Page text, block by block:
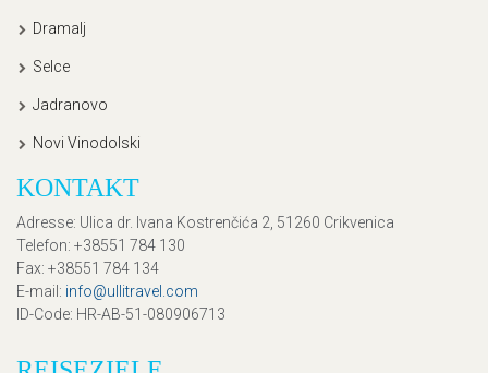
Dramalj
Selce
Jadranovo
Novi Vinodolski
KONTAKT
Adresse: Ulica dr. Ivana Kostrenčića 2, 51260 Crikvenica
Telefon: +38551 784 130
Fax: +38551 784 134
E-mail: info@ullitravel.com
ID-Code: HR-AB-51-080906713